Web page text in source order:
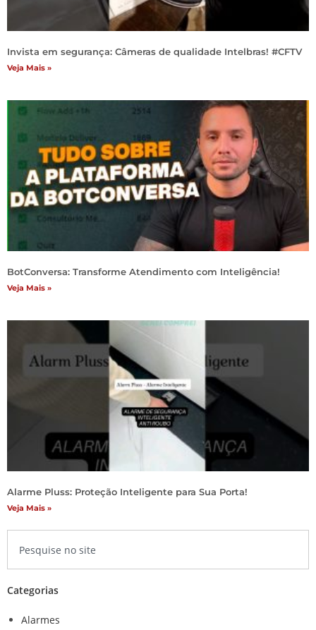
Invista em segurança: Câmeras de qualidade Intelbras! #CFTV
Veja Mais »
BotConversa: Transforme Atendimento com Inteligência!
Veja Mais »
Alarme Pluss: Proteção Inteligente para Sua Porta!
Veja Mais »
Categorias
Alarmes